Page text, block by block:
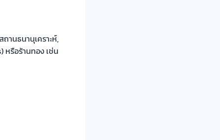
านธนานุเคราะห์,
หรือร้านทอง เช่น